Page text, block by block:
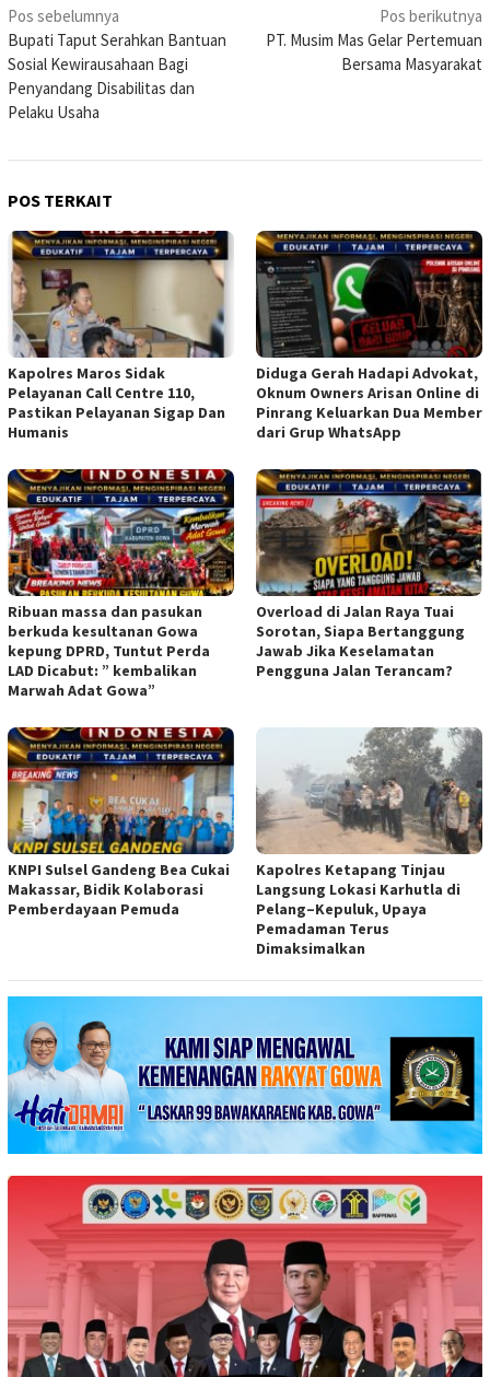
Navigasi
pos
Pos sebelumnya
Bupati Taput Serahkan Bantuan
Sosial Kewirausahaan Bagi
Penyandang Disabilitas dan
Pelaku Usaha
Pos berikutnya
PT. Musim Mas Gelar Pertemuan
Bersama Masyarakat
POS TERKAIT
Kapolres Maros Sidak
Pelayanan Call Centre 110,
Pastikan Pelayanan Sigap Dan
Humanis
Diduga Gerah Hadapi Advokat,
Oknum Owners Arisan Online di
Pinrang Keluarkan Dua Member
dari Grup WhatsApp
Ribuan massa dan pasukan
berkuda kesultanan Gowa
kepung DPRD, Tuntut Perda
LAD Dicabut: ” kembalikan
Marwah Adat Gowa”
Overload di Jalan Raya Tuai
Sorotan, Siapa Bertanggung
Jawab Jika Keselamatan
Pengguna Jalan Terancam?
KNPI Sulsel Gandeng Bea Cukai
Makassar, Bidik Kolaborasi
Pemberdayaan Pemuda
Kapolres Ketapang Tinjau
Langsung Lokasi Karhutla di
Pelang–Kepuluk, Upaya
Pemadaman Terus
Dimaksimalkan